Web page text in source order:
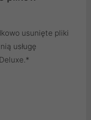
usunięte pliki
usługę